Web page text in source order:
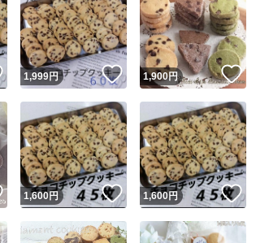
ユーザーの実績に
Yahoo!フリマが定めた一定の基準を満たしたユーザ
いいね！
1,999円 いいね！
1,900円 いい
いいね！
1,600円 いいね！
1,600円 いい